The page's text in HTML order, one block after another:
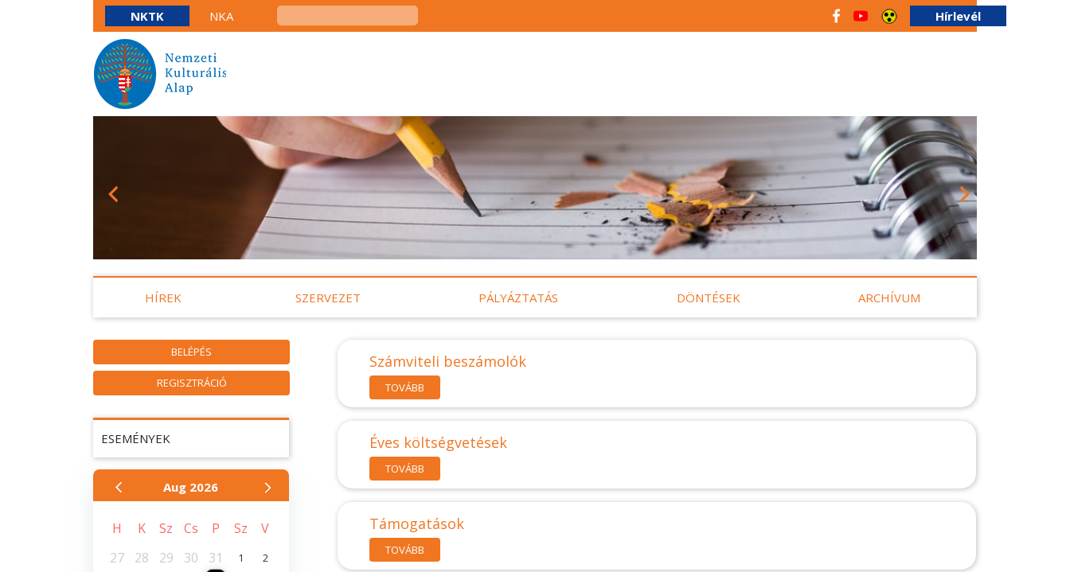
NKTK NKA Hírlevél
HÍREK SZERVEZET PÁLYÁZTATÁS DÖNTÉSEK ARCHÍVUM
BELÉPÉS
REGISZTRÁCIÓ
ESEMÉNYEK
Aug 2026
H K Sz Cs P Sz
V
27
28 29 30 31 1
2
Számviteli beszámolók
TOVÁBB
Éves költségvetések
TOVÁBB
Támogatások
TOVÁBB